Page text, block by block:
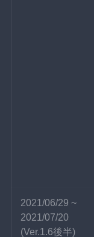
2021/06/29 ~
2021/07/20
(Ver.1.6後半)